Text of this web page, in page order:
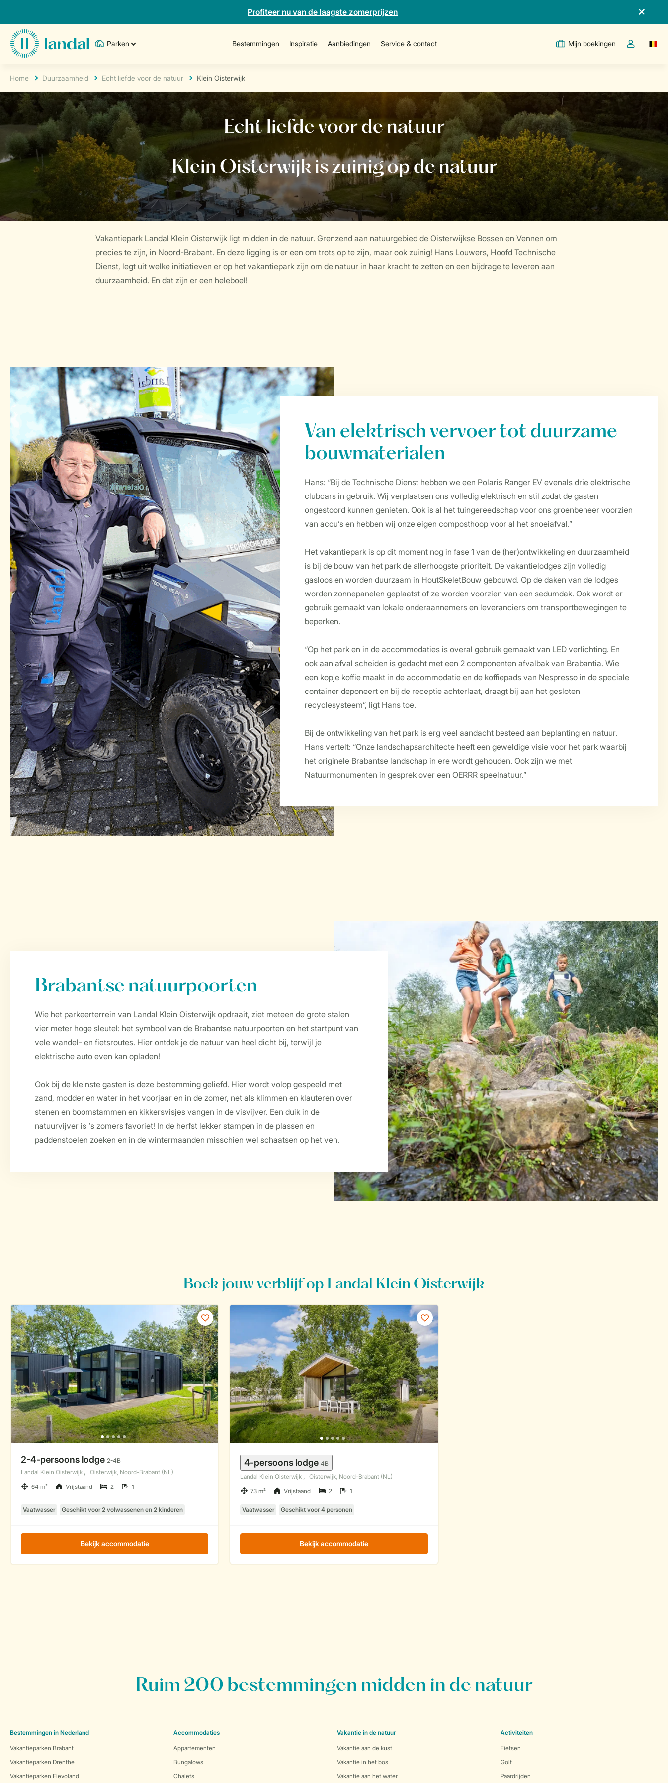
Profiteer nu van de laagste zomerprijzen
Parken Bestemmingen Inspiratie Aanbiedingen Service & contact Mijn boekingen
Open de
Home Duurzaamheid Echt liefde voor de natuur Klein Oisterwijk
Vakantiepark Landal Klein Oisterwijk ligt midden in de natuur. Grenzend aan natuurgebied de Oisterwijkse Bossen en Vennen om
precies te zijn, in Noord-Brabant. En deze ligging is er een om trots op te zijn, maar ook zuinig! Hans Louwers, Hoofd Technische
Dienst, legt uit welke initiatieven er op het vakantiepark zijn om de natuur in haar kracht te zetten en een bijdrage te leveren aan
duurzaamheid. En dat zijn er een heleboel!
Van elektrisch vervoer tot duurzame
bouwmaterialen
Hans: “Bij de Technische Dienst hebben we een Polaris Ranger EV evenals drie elektrische
clubcars in gebruik. Wij verplaatsen ons volledig elektrisch en stil zodat de gasten
ongestoord kunnen genieten. Ook is al het tuingereedschap voor ons groenbeheer voorzien
van accu’s en hebben wij onze eigen composthoop voor al het snoeiafval.”
Het vakantiepark is op dit moment nog in fase 1 van de (her)ontwikkeling en duurzaamheid
is bij de bouw van het park de allerhoogste prioriteit. De vakantielodges zijn volledig
gasloos en worden duurzaam in HoutSkeletBouw gebouwd. Op de daken van de lodges
worden zonnepanelen geplaatst of ze worden voorzien van een sedumdak. Ook wordt er
gebruik gemaakt van lokale onderaannemers en leveranciers om transportbewegingen te
beperken.
“Op het park en in de accommodaties is overal gebruik gemaakt van LED verlichting. En
ook aan afval scheiden is gedacht met een 2 componenten afvalbak van Brabantia. Wie
een kopje koffie maakt in de accommodatie en de koffiepads van Nespresso in de speciale
container deponeert en bij de receptie achterlaat, draagt bij aan het gesloten
recyclesysteem”, ligt Hans toe.
Bij de ontwikkeling van het park is erg veel aandacht besteed aan beplanting en natuur.
Hans vertelt: “Onze landschapsarchitecte heeft een geweldige visie voor het park waarbij
het originele Brabantse landschap in ere wordt gehouden. Ook zijn we met
Natuurmonumenten in gesprek over een OERRR speelnatuur.”
Brabantse natuurpoorten
Wie het parkeerterrein van Landal Klein Oisterwijk opdraait, ziet meteen de grote stalen
vier meter hoge sleutel: het symbool van de Brabantse natuurpoorten en het startpunt van
vele wandel- en fietsroutes. Hier ontdek je de natuur van heel dicht bij, terwijl je
elektrische auto even kan opladen!
Ook bij de kleinste gasten is deze bestemming geliefd. Hier wordt volop gespeeld met
zand, modder en water in het voorjaar en in de zomer, net als klimmen en klauteren over
stenen en boomstammen en kikkersvisjes vangen in de visvijver. Een duik in de
natuurvijver is ‘s zomers favoriet! In de herfst lekker stampen in de plassen en
paddenstoelen zoeken en in de wintermaanden misschien wel schaatsen op het ven.
Ruim 200 bestemmingen midden in de natuur
Bestemmingen in Nederland
Vakantieparken Brabant
Vakantieparken Drenthe
Vakantieparken Flevoland
Accommodaties
Appartementen
Bungalows
Chalets
Vakantie in de natuur
Vakantie aan de kust
Vakantie in het bos
Vakantie aan het water
Activiteiten
Fietsen
Golf
Paardrijden